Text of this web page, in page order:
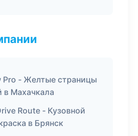
Pro - Желтые страницы
в Махачкала
Route - Кузовной
в Брянск